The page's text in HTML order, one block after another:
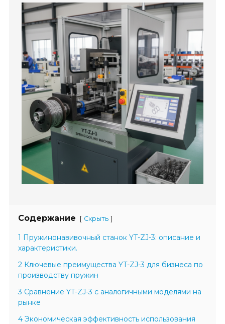
Содержание [ Скрыть ]
1 Пружинонавивочный станок YT-ZJ-3: описание и
характеристики.
2 Ключевые преимущества YT-ZJ-3 для бизнеса по
производству пружин
3 Сравнение YT-ZJ-3 с аналогичными моделями на
рынке
4 Экономическая эффективность использования